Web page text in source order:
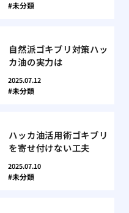
未分類
自然派ゴキブリ対策ハッ
カ油の実力は
2025.07.12
未分類
ハッカ油活用術ゴキブリ
を寄せ付けない工夫
2025.07.10
未分類